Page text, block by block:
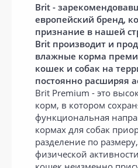
Brit -
европейский бренд,
признание в нашей
Brit производит и
влажные корма
кошек и собак на
постоянно расширяя
Brit Premium - это
корм, в котором
функциональная
кормах для собак
разделение по
физической